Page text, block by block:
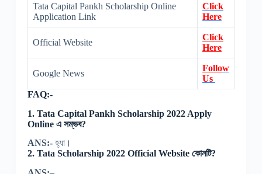
Tata Capital Pankh Scholarship Online
Application Link
Click
Here
Official Website
Click
Here
Google News
Follow
Us
FAQ:-
1. Tata Capital Pankh Scholarship 2022 Apply
Online এ সম্ভব?
ANS:-হ্যা।
2. Tata Scholarship 2022 Official Website কোনটি?